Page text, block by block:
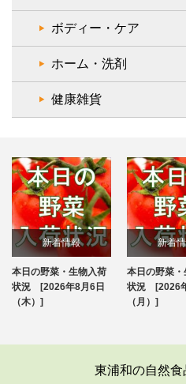
ボディー・ケア
ホーム・洗剤
健康雑貨
新着情報
ブログ
本日の野菜・生物入荷
状況 [2026年8月6日
（木）]
新着
ブロ
本日の野菜・
状況 [2026
（月）]
東浦和の自然食